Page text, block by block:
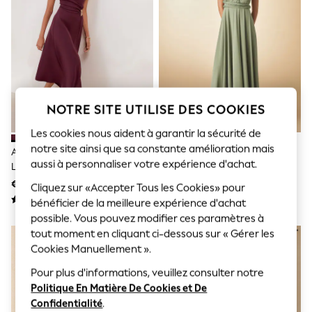
Sunglasses
Men's Holiday Shop
All Swimwear
Accessories
Bags & Luggage
Footwear
Hats
Loafers
Sandals & Flipflops
Shirts
Shorts
T-Shirts
Vests
Boys Holiday Shop
All Swimwear
Ponchos & Toweling sets
Sun Hats & Caps
Polo Shirts
Rash Vests
Sandals & Sliders
Shirts
Aubergine Poupre - Robe Mi-
Long Friends Like These
Asymétrique
€ 61
Vert Olive - Robe Longue De
Demoiselle D’honneur Multi-
Voies En Jersey
€ 59
NOTRE SITE UTILISE DES COOKIES
Les cookies nous aident à garantir la sécurité de
notre site ainsi que sa constante amélioration mais
aussi à personnaliser votre expérience d'achat.
Cliquez sur «Accepter Tous les Cookies» pour
bénéficier de la meilleure expérience d'achat
possible. Vous pouvez modifier ces paramètres à
tout moment en cliquant ci-dessous sur « Gérer les
Cookies Manuellement ».
Pour plus d'informations, veuillez consulter notre
Politique En Matière De Cookies et De
Confidentialité.